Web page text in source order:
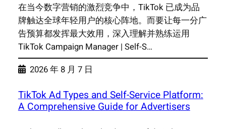
在当今数字营销的激烈竞争中，TikTok 已成为品
牌触达全球年轻用户的核心阵地。而要让每一分广
告预算都发挥最大效用，深入理解并熟练运用
TikTok Campaign Manager | Self-S…
2026 年 8 月 7 日
TikTok Ad Types and Self-Service Platform:
A Comprehensive Guide for Advertisers